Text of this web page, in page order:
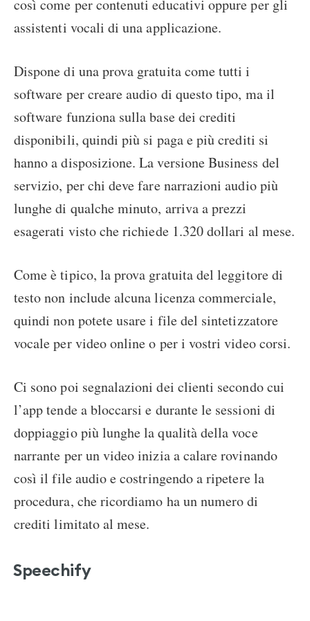
così come per contenuti educativi oppure per gli
assistenti vocali di una applicazione.
Dispone di una prova gratuita come tutti i
software per creare audio di questo tipo, ma il
software funziona sulla base dei crediti
disponibili, quindi più si paga e più crediti si
hanno a disposizione. La versione Business del
servizio, per chi deve fare narrazioni audio più
lunghe di qualche minuto, arriva a prezzi
esagerati visto che richiede 1.320 dollari al mese.
Come è tipico, la prova gratuita del leggitore di
testo non include alcuna licenza commerciale,
quindi non potete usare i file del sintetizzatore
vocale per video online o per i vostri video corsi.
Ci sono poi segnalazioni dei clienti secondo cui
l’app tende a bloccarsi e durante le sessioni di
doppiaggio più lunghe la qualità della voce
narrante per un video inizia a calare rovinando
così il file audio e costringendo a ripetere la
procedura, che ricordiamo ha un numero di
crediti limitato al mese.
Speechify